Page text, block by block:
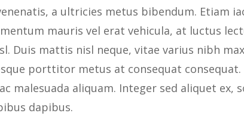
a ultricies metus bibendum. Etiam
mauris vel erat vehicula, at luctus
Duis mattis nisl neque, vitae varius nibh
porttitor metus at consequat
malesuada aliquam. Integer sed aliquet ex,
dapibus.